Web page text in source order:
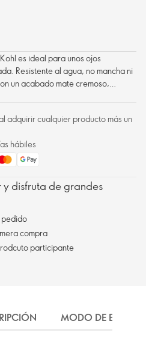
es ideal para unos ojos
Resistente al agua, no mancha ni
un acabado mate cremoso,
este delineador ultrapigmentado
adquirir cualquier producto más un
hábiles
y disfruta de grandes
compra
participante
MODO DE EMPLEO